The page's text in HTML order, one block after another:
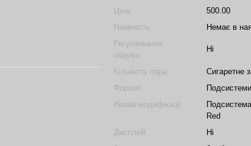
Ціна
500.00
Наявність
Немає в
Регулювання
обдува
Ні
Кількість пара
Сигаретне
Формат
Назва модифікації
Red
Дисплей
Ні